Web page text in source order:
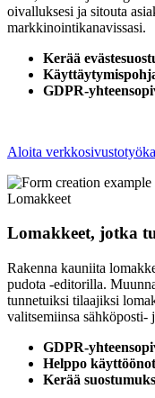
oivalluksesi ja sitouta
markkinointikanavissasi.
Kerää
GDPR-
Aloita
Lomakkeet
Lomakkeet, jotka
Rakenna kauniita
pudota -editorilla.
tunnetuiksi tilaajiksi
valitsemiinsa sähköposti-
GDPR-
Helppo
Kerää